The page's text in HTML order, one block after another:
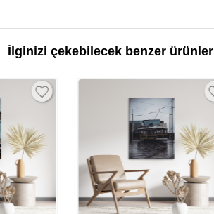
İlginizi çekebilecek benzer ürünler